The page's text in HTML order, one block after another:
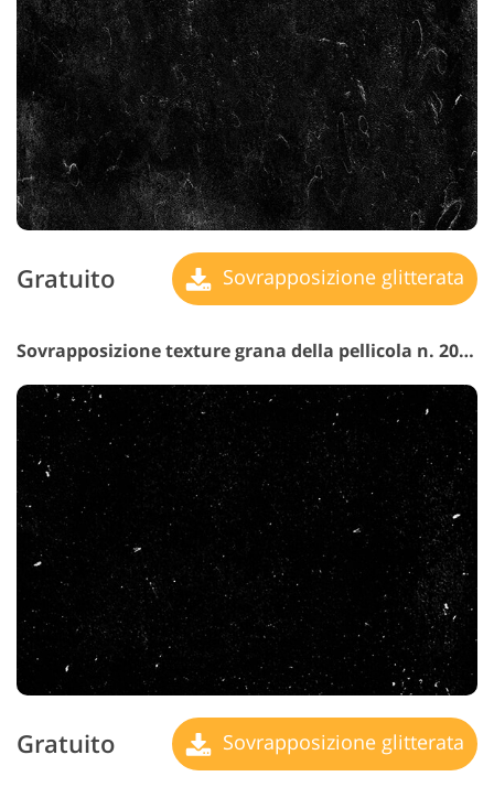
Gratuito Sovrapposizione glitterata
Sovrapposizione texture grana della pellicola n. 20 "Retro Music"
Gratuito Sovrapposizione glitterata